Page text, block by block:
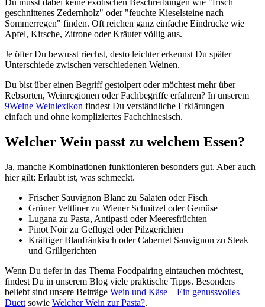
Du musst dabei keine exotischen Beschreibungen wie "frisch
geschnittenes Zedernholz" oder "feuchte Kieselsteine nach
Sommerregen" finden. Oft reichen ganz einfache Eindrücke wie
Apfel, Kirsche, Zitrone oder Kräuter völlig aus.
Je öfter Du bewusst riechst, desto leichter erkennst Du später
Unterschiede zwischen verschiedenen Weinen.
Du bist über einen Begriff gestolpert oder möchtest mehr über
Rebsorten, Weinregionen oder Fachbegriffe erfahren? In unserem
9Weine Weinlexikon findest Du verständliche Erklärungen –
einfach und ohne kompliziertes Fachchinesisch.
Welcher Wein passt zu welchem Essen?
Ja, manche Kombinationen funktionieren besonders gut. Aber auch
hier gilt: Erlaubt ist, was schmeckt.
Frischer Sauvignon Blanc zu Salaten oder Fisch
Grüner Veltliner zu Wiener Schnitzel oder Gemüse
Lugana zu Pasta, Antipasti oder Meeresfrüchten
Pinot Noir zu Geflügel oder Pilzgerichten
Kräftiger Blaufränkisch oder Cabernet Sauvignon zu Steak
und Grillgerichten
Wenn Du tiefer in das Thema Foodpairing eintauchen möchtest,
findest Du in unserem Blog viele praktische Tipps. Besonders
beliebt sind unsere Beiträge Wein und Käse – Ein genussvolles
Duett sowie Welcher Wein zur Pasta?.